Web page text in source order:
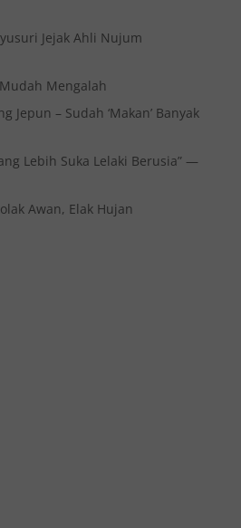
Jejak Ahli Nujum
Mengalah
Jepun – Sudah ‘Makan’ Banyak
Lebih Suka Lelaki Berusia” —
Awan, Elak Hujan